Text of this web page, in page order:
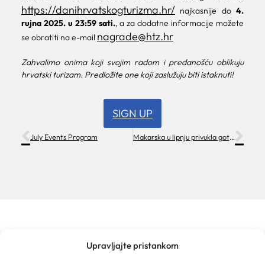
Upravljajte pristankom
https://danihrvatskogturizma.hr/ najkasnije do4.
rujna 2025. u 23:59 sati., a za dodatne informacije možete
se obratiti na e-mail nagrade@htz.hr
Zahvalimo onima koji svojim radom i predanošću oblikuju
hrvatski turizam. Predložite one koji zaslužuju biti istaknuti!
SIGN UP
July Events Program Makarska u lipnju privukla gotovo 55.000 turista i zasluženo odličan (5) na polugodištu